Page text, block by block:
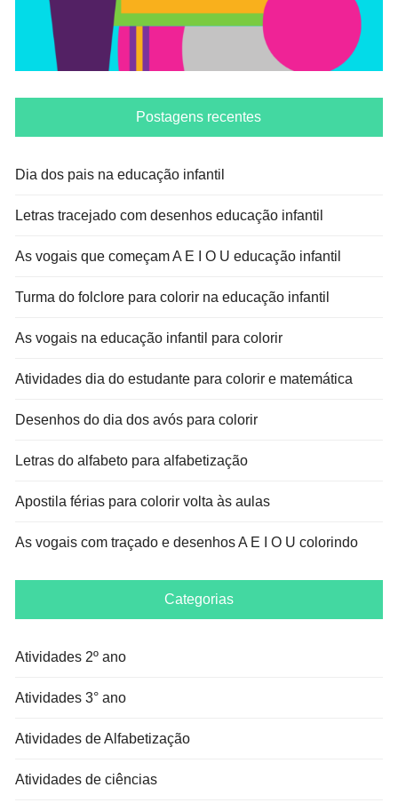
Postagens recentes
Dia dos pais na educação infantil
Letras tracejado com desenhos educação infantil
As vogais que começam A E I O U educação infantil
Turma do folclore para colorir na educação infantil
As vogais na educação infantil para colorir
Atividades dia do estudante para colorir e matemática
Desenhos do dia dos avós para colorir
Letras do alfabeto para alfabetização
Apostila férias para colorir volta às aulas
As vogais com traçado e desenhos A E I O U colorindo
Categorias
Atividades 2º ano
Atividades 3° ano
Atividades de Alfabetização
Atividades de ciências